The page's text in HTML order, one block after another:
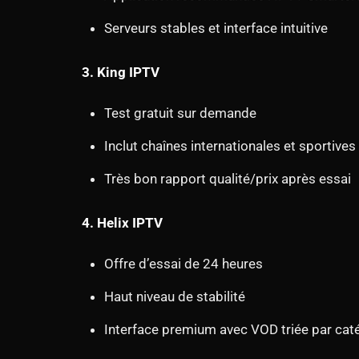
Serveurs stables et interface intuitive
3. King IPTV
Test gratuit sur demande
Inclut chaînes internationales et sportives
Très bon rapport qualité/prix après essai
4. Helix IPTV
Offre d’essai de 24 heures
Haut niveau de stabilité
Interface premium avec VOD triée par